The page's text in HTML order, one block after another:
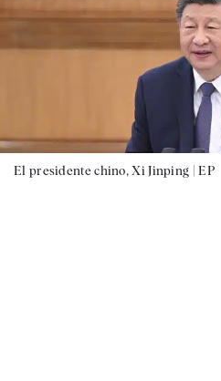
El presidente chino, Xi Jinping |EP